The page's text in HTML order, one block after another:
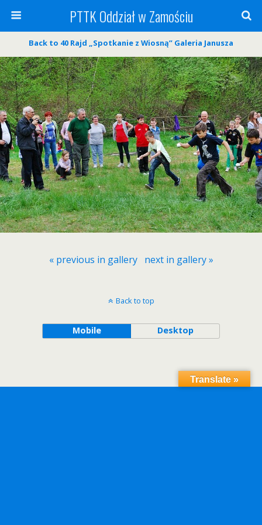
PTTK Oddział w Zamościu
Back to 40 Rajd „Spotkanie z Wiosną” Galeria Janusza
« previous in gallery next in gallery »
Back to top
Mobile Desktop
Translate »